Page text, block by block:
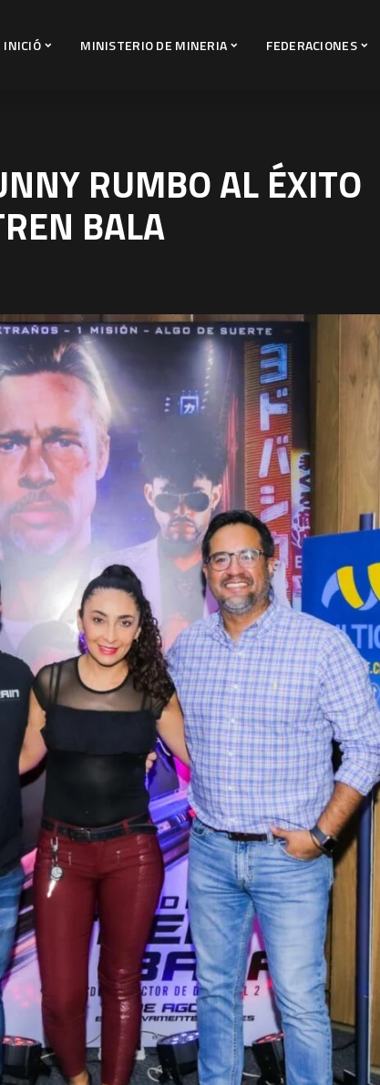
INICIÓ MINISTERIO DE MINERIA FEDERACIONES
RUMBO AL ÉXITO
BALA